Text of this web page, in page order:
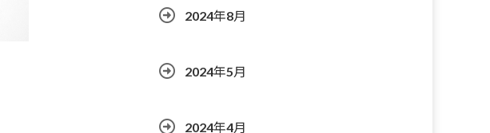
2024年8月
2024年5月
2024年4月